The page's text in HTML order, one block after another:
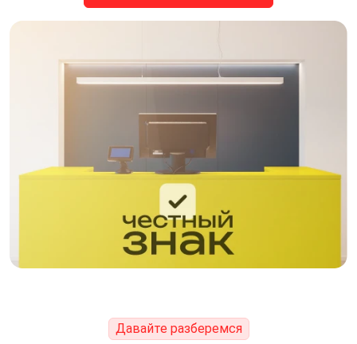
Давайте разберемся